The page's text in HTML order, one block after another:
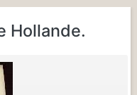
Hollande.